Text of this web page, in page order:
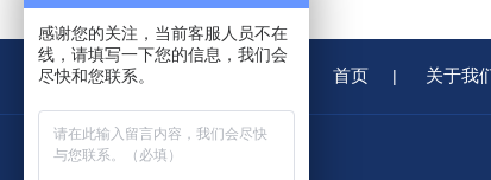
首页 | 关于我
感谢您的关注，当前客服人员不在
线，请填写一下您的信息，我们会
尽快和您联系。